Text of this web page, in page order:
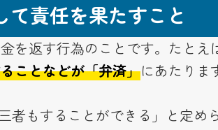
責任を果たすこと
を返す行為のことです。たとえ
ことなどが「弁済」にあたりま
者もすることができる」と定め